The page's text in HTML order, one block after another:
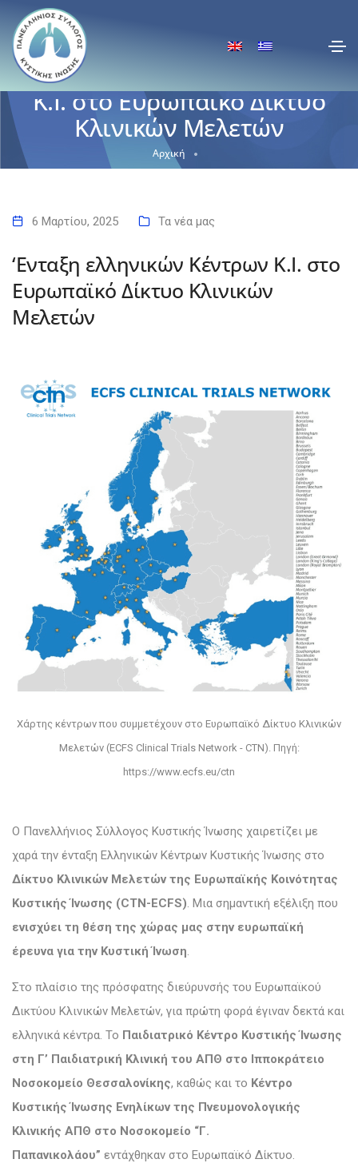
‘Ενταξη ελληνικών Κέντρων
Κ.Ι. στο Ευρωπαϊκό Δίκτυο
Κλινικών Μελετών
Αρχική
‘Ενταξη ελληνικών Κέντρων Κ.Ι. στο Ευρωπαϊκό Δίκτυο Κλινικών
6 Μαρτίου, 2025 Τα νέα μας
‘Ενταξη ελληνικών Κέντρων Κ.Ι. στο
Ευρωπαϊκό Δίκτυο Κλινικών
Μελετών
Χάρτης κέντρων που συμμετέχουν στο Ευρωπαϊκό Δίκτυο Κλινικών
Μελετών (ECFS Clinical Trials Network - CTN). Πηγή:
https://www.ecfs.eu/ctn
Ο Πανελλήνιος Σύλλογος Κυστικής Ίνωσης χαιρετίζει με
χαρά την ένταξη Ελληνικών Κέντρων Κυστικής Ίνωσης στο
Δίκτυο Κλινικών Μελετών της Ευρωπαϊκής Κοινότητας
Κυστικής Ίνωσης (CTN-ECFS) . Μια σημαντική εξέλιξη που
ενισχύει τη θέση της χώρας μας στην ευρωπαϊκή
έρευνα για την Κυστική Ίνωση
Στο πλαίσιο της πρόσφατης διεύρυνσής του Ευρωπαϊκού
Δικτύου Κλινικών Μελετών, για πρώτη φορά έγιναν δεκτά και
ελληνικά κέντρα. Το Παιδιατρικό Κέντρο Κυστικής Ίνωσης
στη Γ’ Παιδιατρική Κλινική του ΑΠΘ στο Ιπποκράτειο
Νοσοκομείο Θεσσαλονίκης, καθώς και το Κέντρο
Κυστικής Ίνωσης Ενηλίκων της Πνευμονολογικής
Κλινικής ΑΠΘ στο Νοσοκομείο “Γ.
Παπανικολάου” εντάχθηκαν στο Ευρωπαϊκό Δίκτυο.